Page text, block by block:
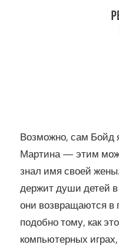
Возможно, сам Бойд
Мартина — этим
знал имя своей
держит души детей
они возвращаются в
подобно тому, как
компьютерных